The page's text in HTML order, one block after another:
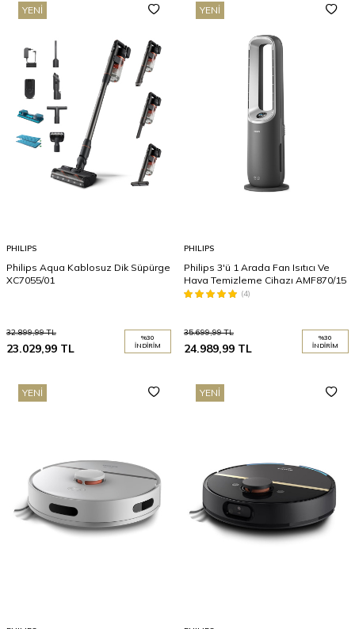
YENI
PHILIPS
Philips Aqua Kablosuz Dik Süpürge
XC7055/01
32.899,99TL
23.029,99 TL
%30
İNDIRIM
YENI
PHILIPS
Philips 3'ü 1 Arada Fan Isıtıcı Ve
Hava Temizleme Cihazı AMF870/15
(4)
35.699,99TL
24.989,99 TL
%30
İNDIRIM
YENI YENI